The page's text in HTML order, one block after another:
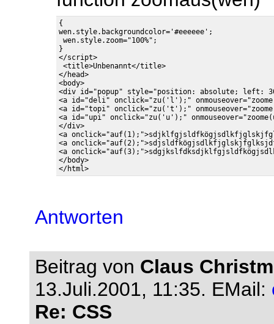
{
wen.style.backgroundcolor='#eeeeee';
wen.style.zoom="100%";
}
</script>
<title>Unbenannt</title>
</head>
<body>
<div id="popup" style="position: absolute; left:
<a id="deli" onclick="zu('l');"
<a id="topi" onclick="zu('t');"
<a id="upi" onclick="zu('u');"
</div>
<a
<a
<a
</body>
Antworten
Beitrag von Claus
13.Juli.2001, 11:35. EMail:
Re: CSS